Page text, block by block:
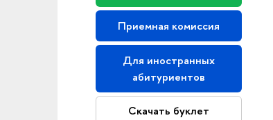
Приемная комиссия
Для иностранных
абитуриентов
Скачать буклет